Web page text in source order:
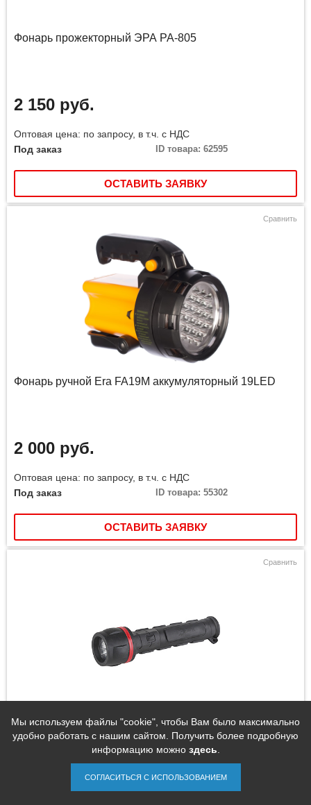
Фонарь прожекторный ЭРА PA-805
2 150 руб.
Оптовая цена: по запросу, в т.ч. с НДС
Под заказ
ID товара: 62595
ОСТАВИТЬ ЗАЯВКУ
Сравнить
Фонарь ручной Era FA19M аккумуляторный 19LED
2 000 руб.
Оптовая цена: по запросу, в т.ч. с НДС
Под заказ
ID товара: 55302
ОСТАВИТЬ ЗАЯВКУ
Сравнить
Фонарь ручной ERA R2AA
110 руб.
Мы используем файлы "cookie", чтобы Вам было максимально
удобно работать с нашим сайтом. Получить более подробную
информацию можно здесь
СОГЛАСИТЬСЯ С ИСПОЛЬЗОВАНИЕМ